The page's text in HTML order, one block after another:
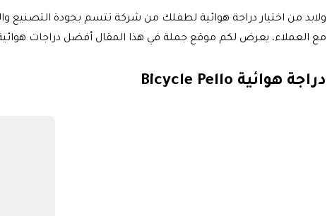
ولابد من اختيار دراجة هوائية لطفلك من شركة تتسم بجودة التصنيع
مع العملاء، يعرض لكم موقع جملة في هذا المقال أفضل دراجات
دراجة هوائية Bicycle Pello